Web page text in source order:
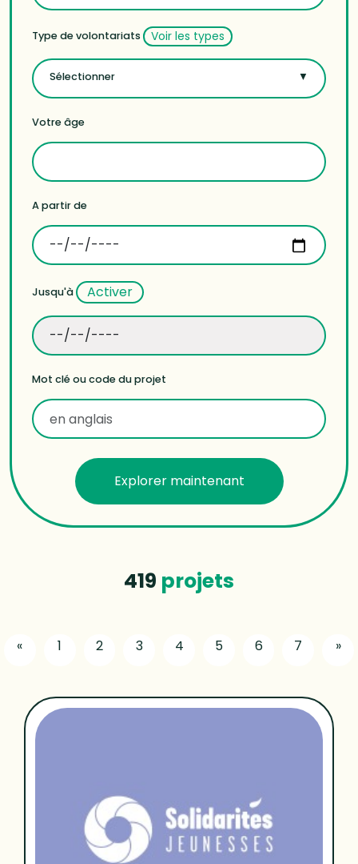
Type de volontariats Voir les types
Sélectionner
Votre âge
A partir de
Jusqu'à Activer
Mot clé ou code du projet
Explorer maintenant
419 projets
« 1 2 3 4 5 6 7 »